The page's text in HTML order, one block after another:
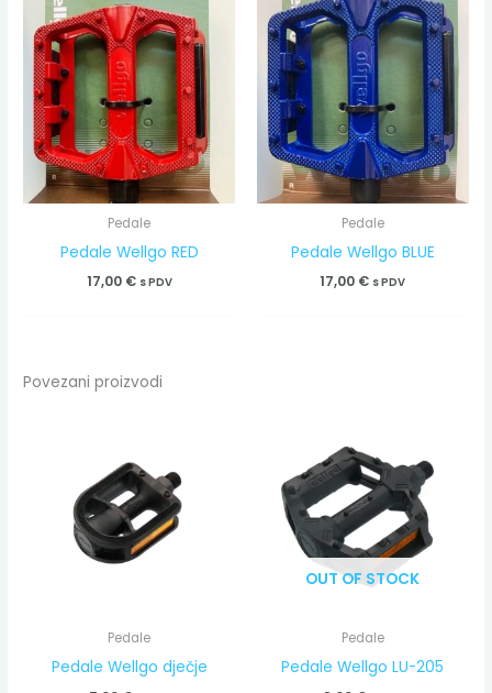
Pedale
Pedale Wellgo RED
17,00 € s PDV
Pedale
Pedale Wellgo BLUE
17,00 € s PDV
Povezani proizvodi
Pedale
Pedale Wellgo dječje
OUT OF STOCK
Pedale
Pedale Wellgo LU-205